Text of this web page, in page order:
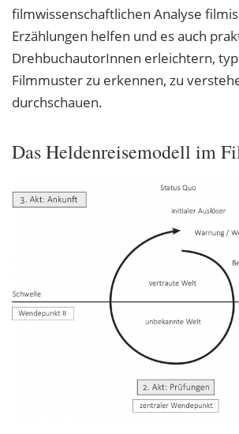
filmwissenschaftlichen Analyse
Erzählungen helfen und es auch
DrehbuchautorInnen erleichtern,
Filmmuster zu erkennen, zu
durchschauen.
Das Heldenreisemodell im